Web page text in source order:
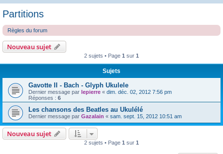
Partitions
Règles du forum
Nouveau sujet
2 sujets • Page 1 sur 1
Sujets
Gavotte II - Bach - Glyph Ukulele
Dernier message par lepierre « dim. déc. 02, 2012 7:56 pm
Réponses : 6
Les chansons des Beatles au Ukulélé
Dernier message par Gazalain « sam. sept. 15, 2012 10:51 am
Nouveau sujet
2 sujets • Page 1 sur 1